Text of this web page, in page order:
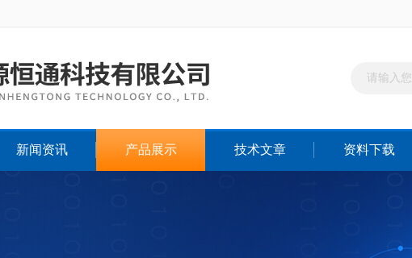
新闻资讯 产品展示 技术文章 资料下载